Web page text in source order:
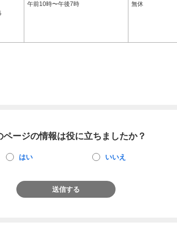
午前10時〜午後7時 無休
ページの情報は役に立ちましたか？
はい いいえ
送信する